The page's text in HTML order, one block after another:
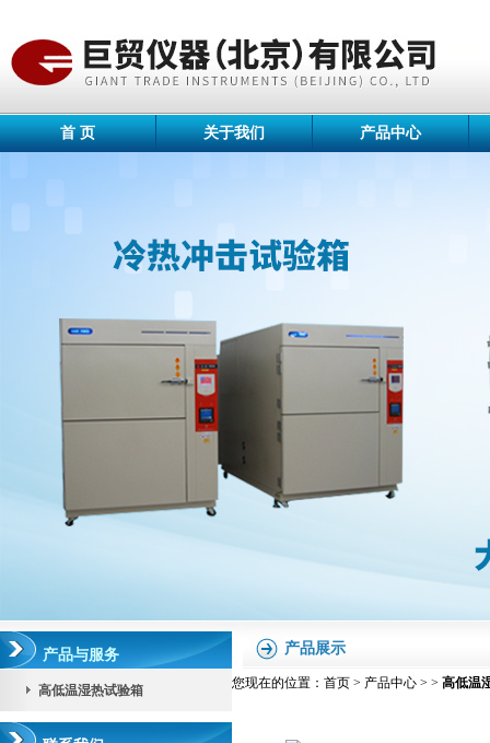
首 页 关于我们 产品中心
产品与服务
高低温湿热试验箱
产品展示
您现在的位置： 首页 > 产品中心 > > 高低温